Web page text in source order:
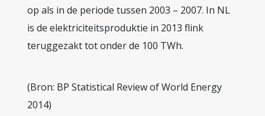
op als in de periode tussen 2003 – 2007. In NL
is de elektriciteitsproduktie in 2013 flink
teruggezakt tot onder de 100 TWh.
(Bron: BP Statistical Review of World Energy
2014)